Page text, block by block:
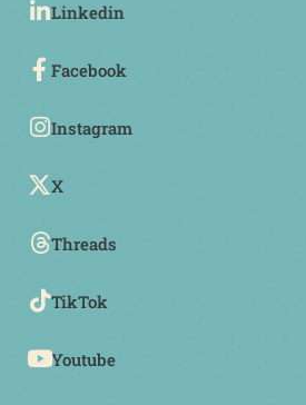
Linkedin
Facebook
Instagram
X
Threads
TikTok
Youtube